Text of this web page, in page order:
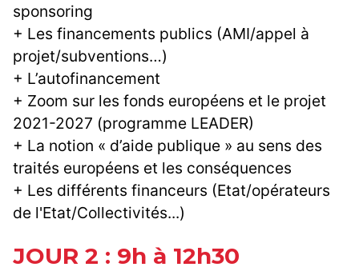
sponsoring
+ Les financements publics (AMI/appel à
projet/subventions…)
+ L’autofinancement
+ Zoom sur les fonds européens et le projet
2021-2027 (programme LEADER)
+ La notion « d’aide publique » au sens des
traités européens et les conséquences
+ Les différents financeurs (Etat/opérateurs
de l'Etat/Collectivités...)
JOUR 2 : 9h à 12h30